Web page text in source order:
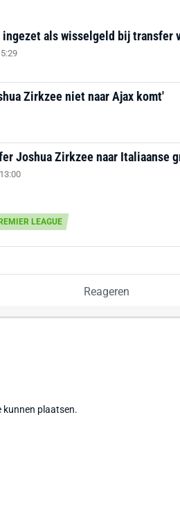
als wisselgeld bij transfer
Zirkzee niet naar Ajax komt'
Joshua Zirkzee naar Italiaanse
LEAGUE
Reageren
kunnen plaatsen.